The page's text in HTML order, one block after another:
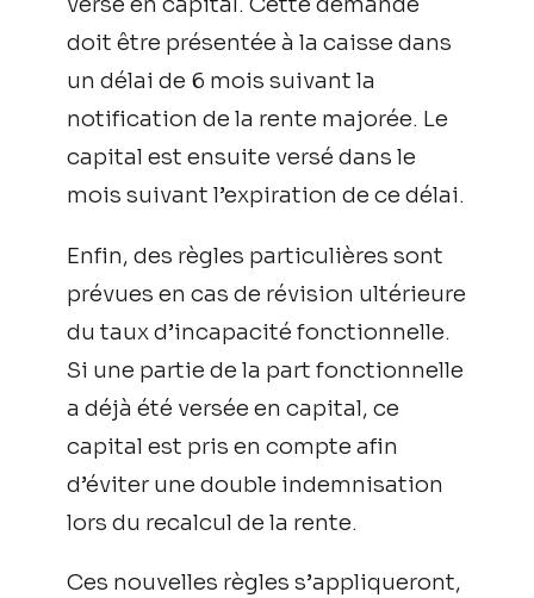
doit être présentée à la caisse dans
un délai de 6 mois suivant la
notification de la rente majorée. Le
capital est ensuite versé dans le
mois suivant l’expiration de ce délai.
Enfin, des règles particulières sont
prévues en cas de révision ultérieure
du taux d’incapacité fonctionnelle.
Si une partie de la part fonctionnelle
a déjà été versée en capital, ce
capital est pris en compte afin
d’éviter une double indemnisation
lors du recalcul de la rente.
Ces nouvelles règles s’appliqueront,